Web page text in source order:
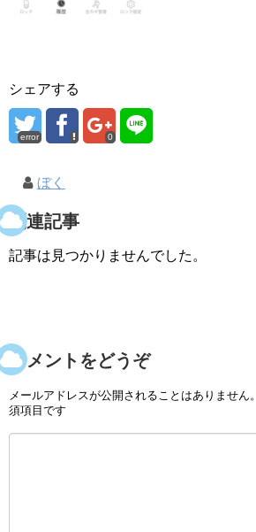
シェアする
error 0
ぼく
関連記事
記事は見つかりませんでした。
コメントをどうぞ
メールアドレスが公開されることはありません。
須項目です